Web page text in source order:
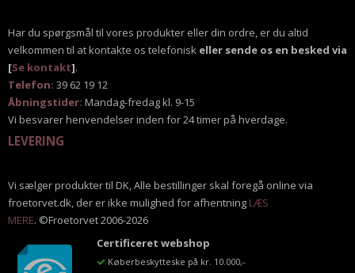
Har du spørgsmål til vores produkter eller din ordre, er du altid
velkommen til at kontakte os telefonisk eller sende os en besked via
[Se kontakt].
Telefon: 39 62 19 12
Åbningstider: Mandag-fredag kl. 9-15
Vi besvarer henvendelser inden for 24 timer på hverdage.
LEVERING
Vi sælger produkter til DK, Alle bestillinger skal foregå online via
froetorvet.dk, der er ikke mulighed for afhentning LÆS
MERE. ©Froetorvet 2006-2026
Certificeret webshop
Køberbeskytteske på kr. 10.000,-